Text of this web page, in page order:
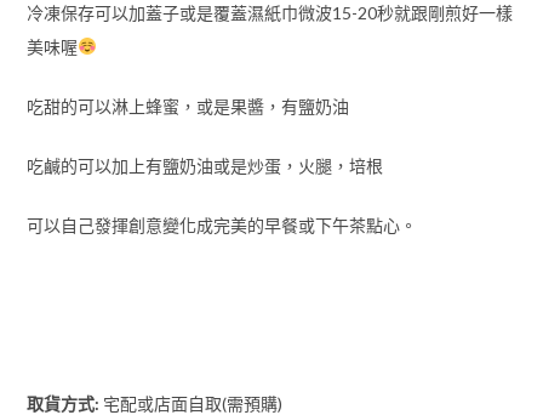
冷凍保存可以加蓋子或是覆蓋濕紙巾微波15-20秒就跟剛煎好一樣
美味喔
吃甜的可以淋上蜂蜜，或是果醬，有鹽奶油
吃鹹的可以加上有鹽奶油或是炒蛋，火腿，培根
可以自己發揮創意變化成完美的早餐或下午茶點心。
取貨方式: 宅配或店面自取(需預購)